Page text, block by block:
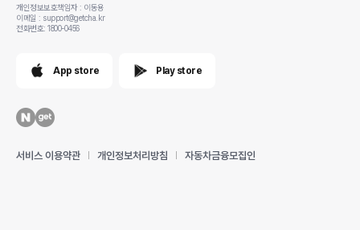
개인정보보호책임자 : 이동용
이메일 : support@getcha.kr
전화번호: 1800-0456
App store Play store
서비스 이용약관 개인정보처리방침 자동차금융모집인